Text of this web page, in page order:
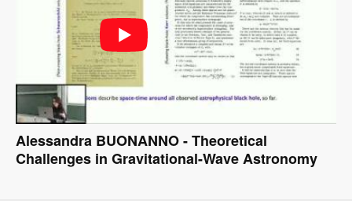
Alessandra BUONANNO - Theoretical
Challenges in Gravitational-Wave Astronomy